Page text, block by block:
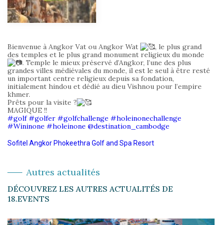
Bienvenue à Angkor Vat ou Angkor Wat
, le plus grand
des temples et le plus grand monument religieux du monde
. Temple le mieux préservé d’Angkor, l’une des plus
grandes villes médiévales du monde, il est le seul à être resté
un important centre religieux depuis sa fondation,
initialement hindou et dédié au dieu Vishnou pour l’empire
khmer.
Prêts pour la visite ?
MAGIQUE !!
#golf #golfer #golfchallenge #holeinonechallenge
#Wininone #holeinone @destination_cambodge
Sofitel Angkor Phokeethra Golf and Spa Resort
Autres actualités
DÉCOUVREZ LES AUTRES ACTUALITÉS DE
18.EVENTS